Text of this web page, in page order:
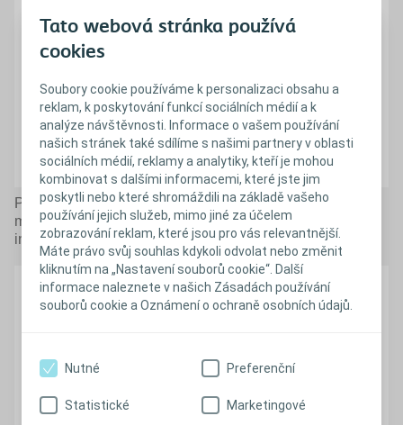
Tato webová stránka používá
cookies
Soubory cookie používáme k personalizaci obsahu a
reklam, k poskytování funkcí sociálních médií a k
analýze návštěvnosti. Informace o vašem používání
našich stránek také sdílíme s našimi partnery v oblasti
sociálních médií, reklamy a analytiky, kteří je mohou
kombinovat s dalšími informacemi, které jste jim
poskytli nebo které shromáždili na základě vašeho
používání jejich služeb, mimo jiné za účelem
zobrazování reklam, které jsou pro vás relevantnější.
Máte právo svůj souhlas kdykoli odvolat nebo změnit
kliknutím na „Nastavení souborů cookie“. Další
informace naleznete v našich Zásadách používání
souborů cookie a Oznámení o ochraně osobních údajů.
Nutné Preferenční
Statistické Marketingové
Pokud po katetrizaci zůstane moč v močovém měchýři,
mohou se v ní bakterie rychle množit a nakonec způsobit
infekci močových cest.